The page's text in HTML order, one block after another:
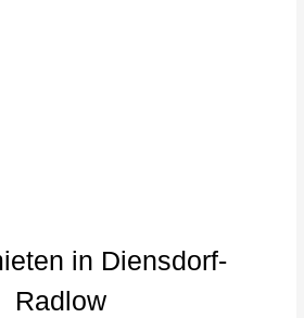
in Diensdorf-
Radlow